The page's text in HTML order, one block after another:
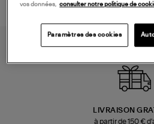
LIVRAISON
à partir de 150 €
vos données,
consulter notre politique de
Paramètres des cookies